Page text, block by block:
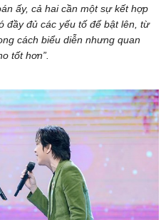
ấy, cả hai cần một sự kết hợp
đầy đủ các yếu tố để bật lên, từ
cách biểu diễn nhưng quan
tốt hơn”.